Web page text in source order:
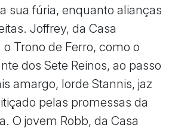
sua fúria, enquanto alianças
Joffrey, da Casa
Trono de Ferro, como o
dos Sete Reinos, ao passo
amargo, lorde Stannis, jaz
pelas promessas da
O jovem Robb, da Casa